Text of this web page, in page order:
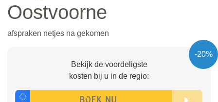
Oostvoorne
afspraken netjes na gekomen
-20%
Bekijk de voordeligste
kosten bij u in de regio: